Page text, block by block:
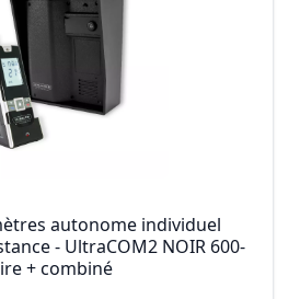
autonome individuel
- UltraCOM2 NOIR 600-
+ combiné